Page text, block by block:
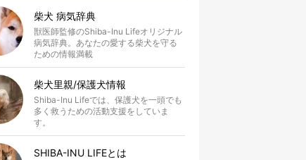
柴犬 病気辞典
獣医師監修のShiba-Inu Lifeオリジナル
病気辞典。あなたの愛する柴犬を守る
ための情報満載
柴犬里親/保護犬情報
Shiba-Inu Lifeでは、保護犬を一頭でも
多く救うための活動支援をしていま
す。
SHIBA-INU LIFEとは